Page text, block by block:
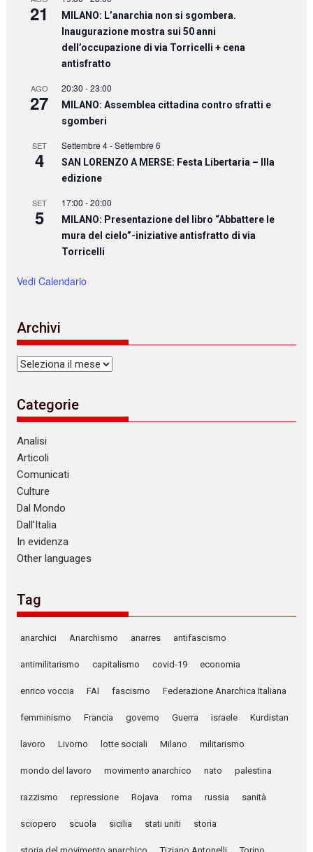
21
MILANO: L’anarchia non si sgombera.
Inaugurazione mostra sui 50 anni
dell’occupazione di via Torricelli + cena
antisfratto
AGO
27
20:30 -23:00
MILANO: Assemblea cittadina contro sfratti e
sgomberi
SET
4
Settembre 4-Settembre 6
SAN LORENZO A MERSE: Festa Libertaria – IIIa
edizione
SET
5
17:00 -20:00
MILANO: Presentazione del libro “Abbattere le
mura del cielo”-iniziative antisfratto di via
Torricelli
Vedi Calendario
Archivi
Archivi
Categorie
Analisi
Articoli
Comunicati
Culture
Dal Mondo
Dall’Italia
In evidenza
Other languages
Tag
anarchici Anarchismo anarres antifascismo
antimilitarismo capitalismo covid-19 economia
enrico voccia FAI fascismo Federazione Anarchica Italiana
femminismo Francia governo Guerra israele Kurdistan
lavoro Livorno lotte sociali Milano militarismo
mondo del lavoro movimento anarchico nato palestina
razzismo repressione Rojava roma russia sanità
sciopero scuola sicilia stati uniti storia